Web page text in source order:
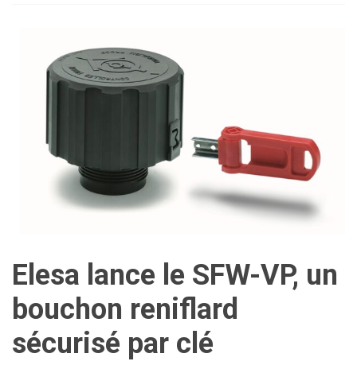
Elesa lance le SFW-VP, un
bouchon reniflard
sécurisé par clé